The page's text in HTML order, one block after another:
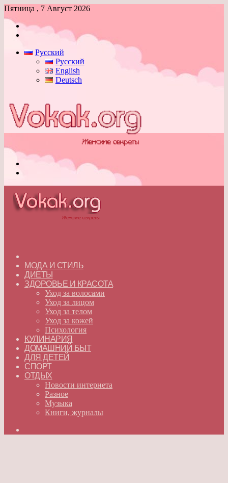
Пятница , 7 Август 2026
Войти
Русский
Русский
English
Deutsch
МОДА И СТИЛЬ
ДИЕТЫ
ЗДОРОВЬЕ И КРАСОТА
Уход за волосами
Уход за лицом
Уход за телом
Уход за кожей
Психология
КУЛИНАРИЯ
ДОМАШНИЙ БЫТ
ДЛЯ ДЕТЕЙ
СПОРТ
ОТДЫХ
Новости интернета
Разное
Музыка
Книги, журналы